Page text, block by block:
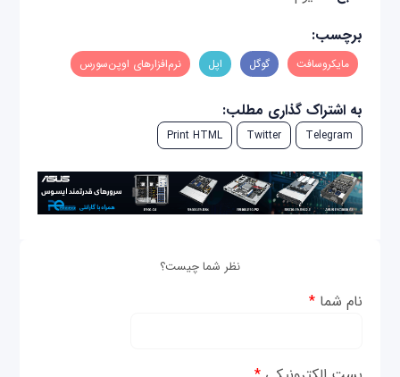
برچسب:
مایکروسافت گوگل اپل نرم‌افزارهای اوپن‌سورس
به اشتراک گذاری مطلب:
Telegram
Twitter
Print HTML
نظر شما چیست؟
نام شما*